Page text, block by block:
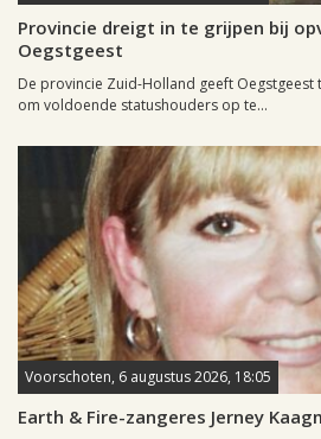
Provincie dreigt in te grijpen bij
Oegstgeest
De provincie Zuid-Holland geeft Oegstgeest
om voldoende statushouders op te...
Voorschoten, 6 augustus 2026, 18:05
Earth & Fire-zangeres Jerney